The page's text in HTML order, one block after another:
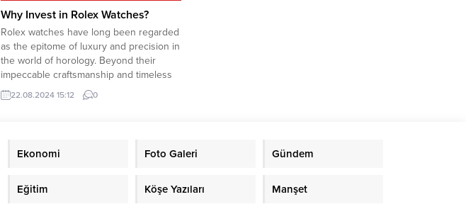
Why Invest in Rolex Watches?
Rolex watches have long been regarded
as the epitome of luxury and precision in
the world of horology. Beyond their
impeccable craftsmanship and timeless
appeal, Rolex watches have also become
a significant investment vehicle,
22.08.2024 15:12 0
Ekonomi Foto Galeri Gündem
Eğitim Köşe Yazıları Manşet